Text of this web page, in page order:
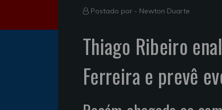
Postado por - Newton Duarte
Thiago Ribeiro
Ferreira e prevê